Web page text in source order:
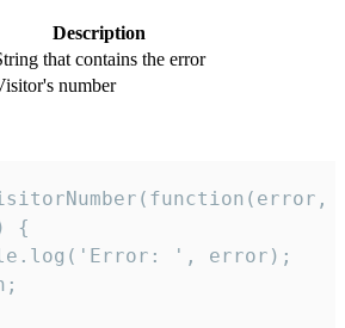
Description
that contains the error
number
{
', error);